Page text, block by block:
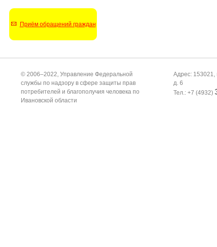
Приём обращений граждан
© 2006–2022, Управление Федеральной
службы по надзору в сфере защиты прав
потребителей и благополучия человека по
Ивановской области
Адрес: 153021,
д. 6
Тел.: +7 (4932)